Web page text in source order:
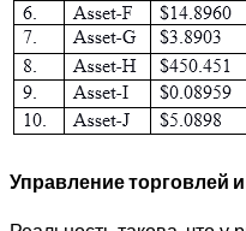
Управление торговлей